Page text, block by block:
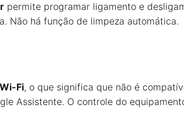
permite programar ligamento e
Não há função de limpeza automática.
Fi, o que significa que não é
Assistente. O controle do